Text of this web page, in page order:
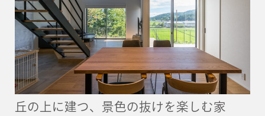
丘の上に建つ、景色の抜けを楽しむ家